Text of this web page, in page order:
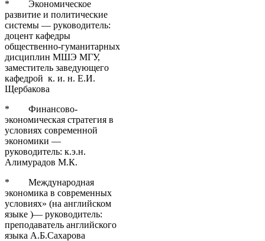
* Экономическое
развитие и политические
системы — руководитель:
доцент кафедры
общественно-гуманитарных
дисциплин МШЭ МГУ,
заместитель заведующего
кафедрой к. и. н. Е.И.
Щербакова
* Финансово-
экономическая стратегия в
условиях современной
экономики —
руководитель: к.э.н.
Алимурадов М.К.
* Международная
экономика в современных
условиях» (на английском
языке )— руководитель:
преподаватель английского
языка А.Б.Сахарова